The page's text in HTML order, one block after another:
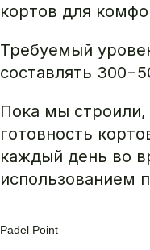
кортов для
Требуемый
составлять
Пока мы
готовность
каждый день во
использованием
Padel Point